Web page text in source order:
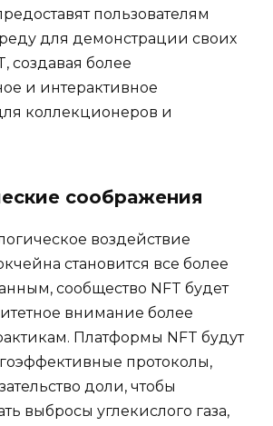
пользователям
для демонстрации своих
создавая более
и интерактивное
коллекционеров и
соображения
воздействие
становится все более
сообщество NFT будет
внимание более
Платформы NFT будут
протоколы,
доли, чтобы
выбросы углекислого газа,